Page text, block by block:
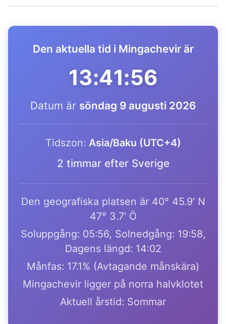
Den aktuella tid i Mingachevir är
13:41:56
Datum är söndag 9 augusti 2026
Tidszon: Asia/Baku (UTC+4)
2 timmar efter Sverige
Den geografiska platsen är 40° 45.9' N
47° 3.7' Ö
Soluppgång: 05:56, Solnedgång: 19:58,
Dagens längd: 14:02
Månfas: 17.1% (Avtagande månskära)
Mingachevir ligger på norra halvklotet
Aktuell årstid: Sommar